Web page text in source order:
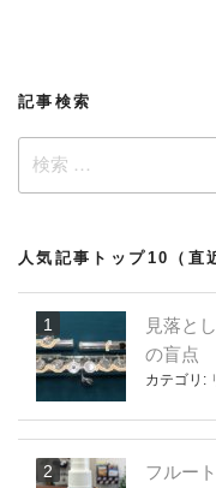
ン
記事検索
索:
人気記事トップ10（直
見落と
の盲点
カテゴリ:
フルー